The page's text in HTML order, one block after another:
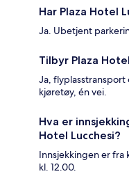
Har Plaza Hotel
Ja. Ubetjent
Tilbyr Plaza
Ja, flyplasstransport
kjøretøy, én vei.
Hva er
Hotel Lucchesi?
Innsjekkingen er fra
kl. 12.00.